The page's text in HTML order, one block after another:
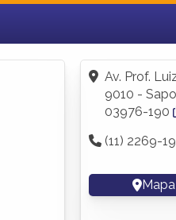
Fazer login
Criar conta
Av. Prof.
9010 -
03976-190
(11) 2269-
Mapa